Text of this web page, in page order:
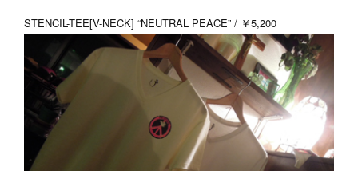
STENCIL-TEE[V-NECK] “NEUTRAL PEACE” / ￥5,200